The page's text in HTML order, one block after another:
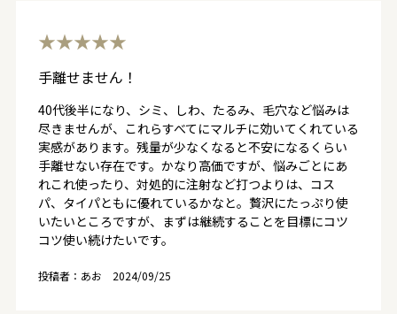
★★★★★
手離せません！
40代後半になり、シミ、しわ、たるみ、毛穴など悩みは
尽きませんが、これらすべてにマルチに効いてくれている
実感があります。残量が少なくなると不安になるくらい
手離せない存在です。かなり高価ですが、悩みごとにあ
れこれ使ったり、対処的に注射など打つよりは、コス
パ、タイパともに優れているかなと。贅沢にたっぷり使
いたいところですが、まずは継続することを目標にコツ
コツ使い続けたいです。
投稿者：あお 2024/09/25